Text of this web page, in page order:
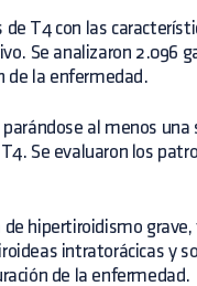
T4 con las
Se analizaron 2.096
de la enfermedad.
al menos
Se evaluaron los
hipertiroidismo
intratorácicas y
de la enfermedad.